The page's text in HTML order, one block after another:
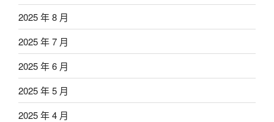
2025 年 8 月
2025 年 7 月
2025 年 6 月
2025 年 5 月
2025 年 4 月